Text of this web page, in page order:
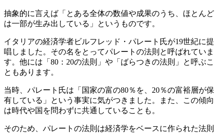
抽象的に言えば「とある全体の数値や成果のうち、ほとんど
は一部が生み出している」というものです。
イタリアの経済学者ビルフレッド・パレート氏が19世紀に提
唱しました。その名をとってパレートの法則と呼ばれていま
す。他には「80：20の法則」や「ばらつきの法則」と呼ぶこ
ともあります。
当時、パレート氏は「国家の富の80％を、20％の富裕層が保
有している」という事実に気がつきました。また、この傾向
は時代や国を問わずに共通していることも。
そのため、パレートの法則は経済学をベースに作られた法則